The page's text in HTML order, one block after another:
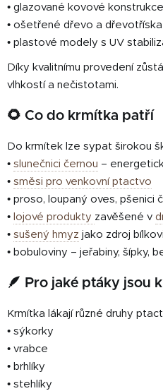
• glazované kovové konstrukce
• ošetřené dřevo a dřevotříska
• plastové modely s UV
Díky kvalitnímu provedení
vlhkostí a nečistotami.
🌻 Co do krmítka patří
Do krmítek lze sypat širokou
• slunečnici černou –
• směsi pro venkovní ptactvo
• proso, loupaný oves, pšenici
• lojové produkty zavěšené v
• sušený hmyz jako zdroj
• bobuloviny – jeřabiny, šípky,
🪶 Pro jaké ptáky jsou
Krmítka lákají různé druhy
• sýkorky
• vrabce
• brhlíky
• stehlíky